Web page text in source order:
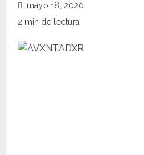
mayo 18, 2020
2 min de lectura